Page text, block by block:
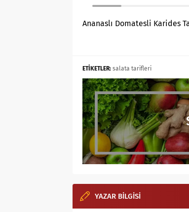
Ananaslı Domatesli Karides
ETİKETLER: salata tarifleri
YAZAR BİLGİSİ